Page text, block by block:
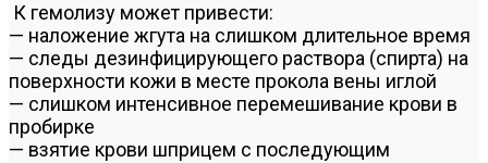
К гемолизу может привести:
— наложение жгута на слишком длительное время
— следы дезинфицирующего раствора (спирта) на
поверхности кожи в месте прокола вены иглой
— слишком интенсивное перемешивание крови в
пробирке
— взятие крови шприцем с последующим